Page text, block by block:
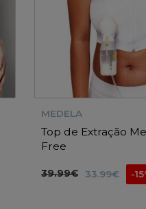
MEDELA
Top de Extração
Free
39.99€ 33.99€ -